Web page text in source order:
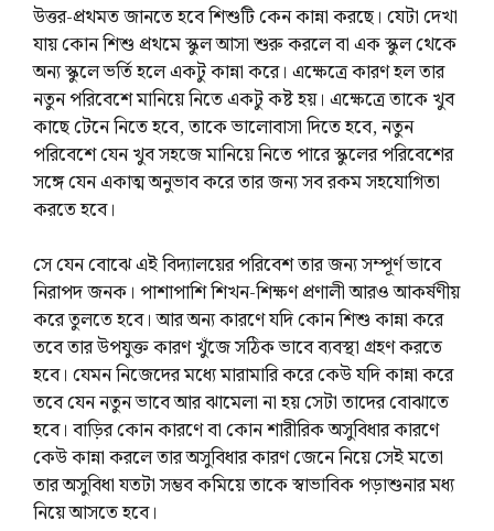
উত্তর-প্রথমত জানতে হবে শিশুটি কেন কান্না করছে। যেটা দেখা
যায় কোন শিশু প্রথমে স্কুল আসা শুরু করলে বা এক স্কুল থেকে
অন্য স্কুলে ভর্তি হলে একটু কান্না করে। এক্ষেত্রে কারণ হল তার
নতুন পরিবেশে মানিয়ে নিতে একটু কষ্ট হয়। এক্ষেত্রে তাকে খুব
কাছে টেনে নিতে হবে, তাকে ভালোবাসা দিতে হবে, নতুন
পরিবেশে যেন খুব সহজে মানিয়ে নিতে পারে স্কুলের পরিবেশের
সঙ্গে যেন একাত্ম অনুভাব করে তার জন্য সব রকম সহযোগিতা
করতে হবে।
সে যেন বোঝে এই বিদ্যালয়ের পরিবেশ তার জন্য সম্পূর্ণ ভাবে
নিরাপদ জনক। পাশাপাশি শিখন-শিক্ষণ প্রণালী আরও আকর্ষণীয়
করে তুলতে হবে। আর অন্য কারণে যদি কোন শিশু কান্না করে
তবে তার উপযুক্ত কারণ খুঁজে সঠিক ভাবে ব্যবস্থা গ্রহণ করতে
হবে। যেমন নিজেদের মধ্যে মারামারি করে কেউ যদি কান্না করে
তবে যেন নতুন ভাবে আর ঝামেলা না হয় সেটা তাদের বোঝাতে
হবে। বাড়ির কোন কারণে বা কোন শারীরিক অসুবিধার কারণে
কেউ কান্না করলে তার অসুবিধার কারণ জেনে নিয়ে সেই মতো
তার অসুবিধা যতটা সম্ভব কমিয়ে তাকে স্বাভাবিক পড়াশুনার মধ্য
নিয়ে আসতে হবে।